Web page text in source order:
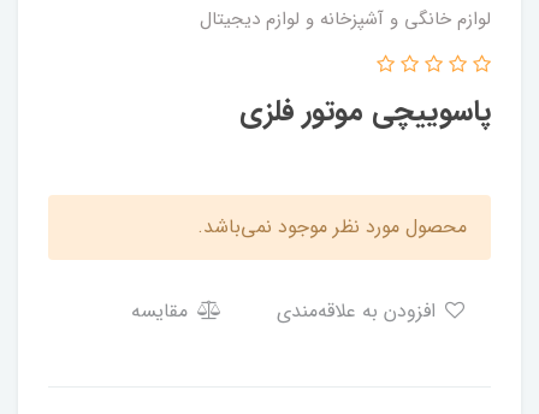
لوازم خانگی و آشپزخانه و لوازم دیجیتال
پاسوییچی موتور فلزی
محصول مورد نظر موجود نمی‌باشد.
مقایسه